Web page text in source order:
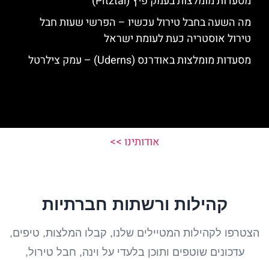
מה השעה בחבל טירול עכשיו – הפרשי שעות חבל
טירול אוסטריה כעת לעומת ישראל
מסעדות מומלצות באודרנס (Uderns) – עמק צילרטל
אודותינו >>
קהילות ורשתות חברתיות
הצטרפו לקהילות המטיילים שלנו, קבלו המלצות, טיפים,
עדכונים שוטפים ותוכן בלעדי על וינה, חבל טירול,